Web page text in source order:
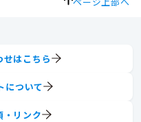
はこちら
について
・リンク